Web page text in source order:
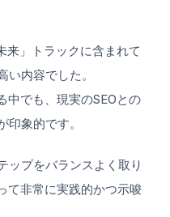
来」トラックに含まれて
内容でした。
中でも、現実のSEOとの
象的です。
ップをバランスよく取り
て非常に実践的かつ示唆